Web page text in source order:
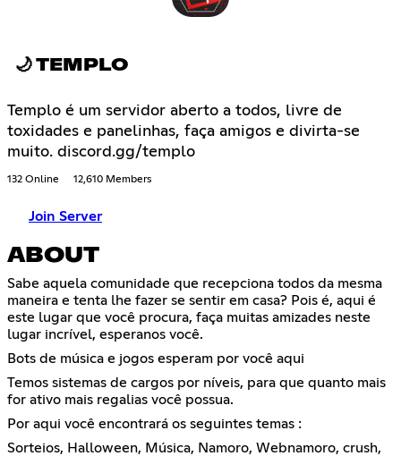
🌙 TEMPLO
Templo é um servidor aberto a todos, livre de
toxidades e panelinhas, faça amigos e divirta-se
muito. discord.gg/templo
132 Online 12,610 Members
Join Server
ABOUT
Sabe aquela comunidade que recepciona todos da mesma
maneira e tenta lhe fazer se sentir em casa? Pois é, aqui é
este lugar que você procura, faça muitas amizades neste
lugar incrível, esperanos você.
Bots de música e jogos esperam por você aqui
Temos sistemas de cargos por níveis, para que quanto mais
for ativo mais regalias você possua.
Por aqui você encontrará os seguintes temas :
Sorteios, Halloween, Música, Namoro, Webnamoro, crush,